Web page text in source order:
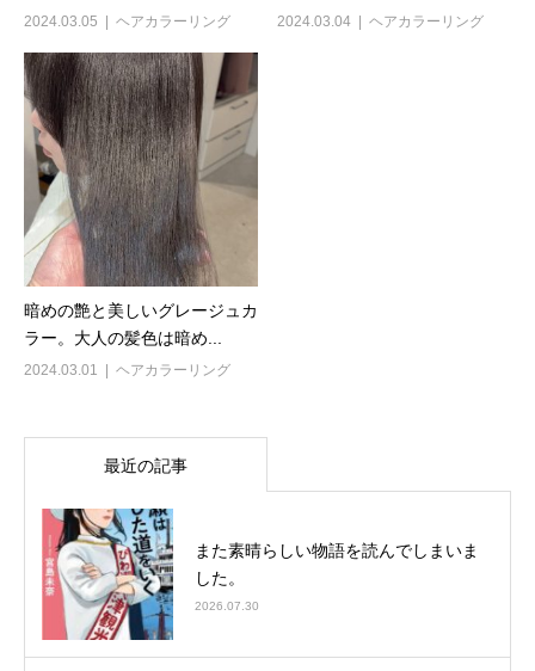
2024.03.05 ヘアカラーリング 2024.03.04 ヘアカラーリング
暗めの艶と美しいグレージュカ
ラー。大人の髪色は暗め...
2024.03.01 ヘアカラーリング
最近の記事
また素晴らしい物語を読んでしまいま
した。
2026.07.30